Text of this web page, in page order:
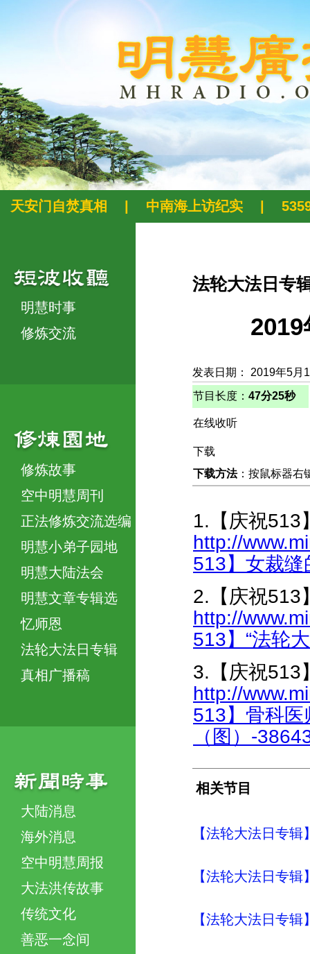
天安门自焚真相 中南海上访纪实
明慧时事
修炼交流
修炼故事
空中明慧周刊
正法修炼交流选编
明慧小弟子园地
明慧大陆法会
明慧文章专辑选
忆师恩
法轮大法日专辑
真相广播稿
大陆消息
海外消息
空中明慧周报
大法洪传故事
传统文化
善恶一念间
法轮大法日专
发表日期： 2019年5月
节目长度： 47分25秒
在线收听
下载
下载方法：按鼠标器右
1.【庆祝513
http://
513】女裁
2.【庆祝513
http://
513】“法轮
3.【庆祝513
http://
513】骨科医
（图）-
相关节目
【法轮大法日专
【法轮大法日专
【法轮大法日专